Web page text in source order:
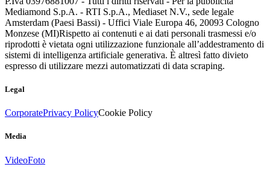
Mediamond S.p.A. - RTI S.p.A., Mediaset N.V., sede legale
Amsterdam (Paesi Bassi) - Uffici Viale Europa 46, 20093 Cologno
Monzese (MI)Rispetto ai contenuti e ai dati personali trasmessi e/o
riprodotti è vietata ogni utilizzazione funzionale all’addestramento di
sistemi di intelligenza artificiale generativa. È altresì fatto divieto
espresso di utilizzare mezzi automatizzati di data scraping.
Legal
CorporatePrivacy PolicyCookie Policy
Media
VideoFoto